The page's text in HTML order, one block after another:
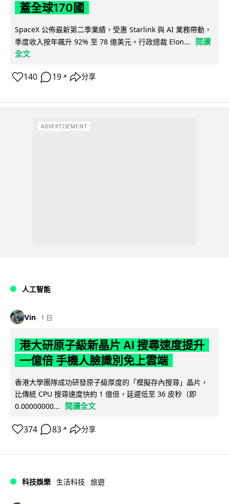
蓋全球170國
SpaceX 公佈最新第二季業績，受惠 Starlink 與 AI 業務帶動，
季度收入按年飆升 92% 至 78 億美元。行政總裁 Elon...
閱讀
全文
140 19 ↗ 分享
ADVERTISEMENT
人工智能
Vin 1 日
港大研原子級新晶片 AI 搜尋速度提升
一億倍 手機人臉識別免上雲端
香港大學團隊成功研發原子級厚度的「模擬存內搜尋」晶片，
比傳統 CPU 搜尋速度快約 1 億倍，延遲低至 36 皮秒（即
0.00000000...
閱讀全文
374 83 ↗ 分享
科技娛樂 生活科技 旅遊